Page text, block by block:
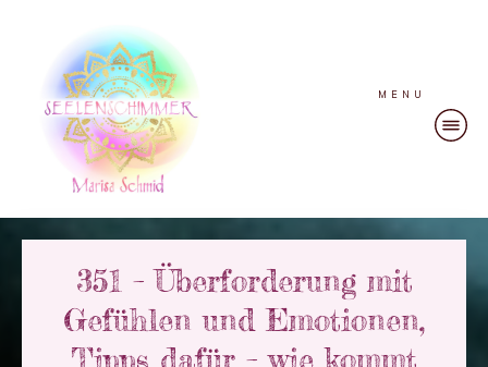
MENU
351 – Überforderung mit
Gefühlen und Emotionen,
Tipps dafür – wie kommt